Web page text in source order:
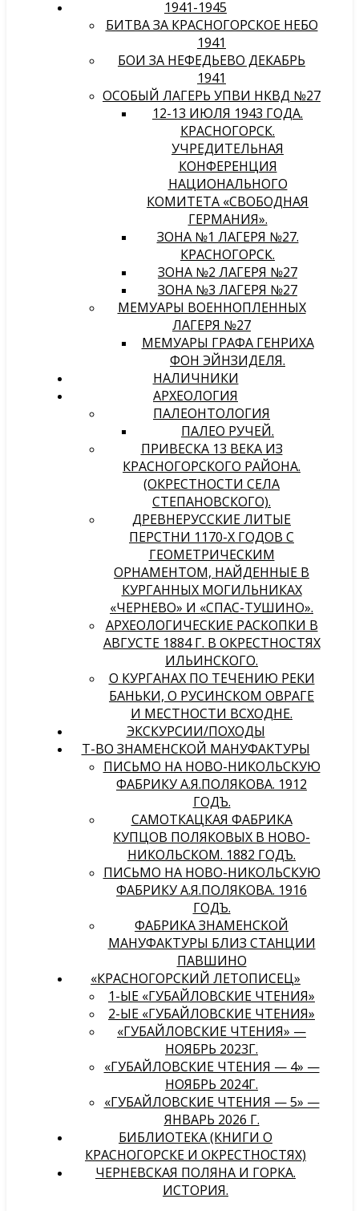
1941-1945
БИТВА ЗА КРАСНОГОРСКОЕ НЕБО
1941
БОИ ЗА НЕФЕДЬЕВО ДЕКАБРЬ
1941
ОСОБЫЙ ЛАГЕРЬ УПВИ НКВД №27
12-13 ИЮЛЯ 1943 ГОДА.
КРАСНОГОРСК.
УЧРЕДИТЕЛЬНАЯ
КОНФЕРЕНЦИЯ
НАЦИОНАЛЬНОГО
КОМИТЕТА «СВОБОДНАЯ
ГЕРМАНИЯ».
ЗОНА №1 ЛАГЕРЯ №27.
КРАСНОГОРСК.
ЗОНА №2 ЛАГЕРЯ №27
ЗОНА №3 ЛАГЕРЯ №27
МЕМУАРЫ ВОЕННОПЛЕННЫХ
ЛАГЕРЯ №27
МЕМУАРЫ ГРАФА ГЕНРИХА
ФОН ЭЙНЗИДЕЛЯ.
НАЛИЧНИКИ
АРХЕОЛОГИЯ
ПАЛЕОНТОЛОГИЯ
ПАЛЕО РУЧЕЙ.
ПРИВЕСКА 13 ВЕКА ИЗ
КРАСНОГОРСКОГО РАЙОНА.
(ОКРЕСТНОСТИ СЕЛА
СТЕПАНОВСКОГО).
ДРЕВНЕРУССКИЕ ЛИТЫЕ
ПЕРСТНИ 1170-Х ГОДОВ С
ГЕОМЕТРИЧЕСКИМ
ОРНАМЕНТОМ, НАЙДЕННЫЕ В
КУРГАННЫХ МОГИЛЬНИКАХ
«ЧЕРНЕВО» И «СПАС-ТУШИНО».
АРХЕОЛОГИЧЕСКИЕ РАСКОПКИ В
АВГУСТЕ 1884 Г. В ОКРЕСТНОСТЯХ
ИЛЬИНСКОГО.
О КУРГАНАХ ПО ТЕЧЕНИЮ РЕКИ
БАНЬКИ, О РУСИНСКОМ ОВРАГЕ
И МЕСТНОСТИ ВСХОДНЕ.
ЭКСКУРСИИ/ПОХОДЫ
Т-ВО ЗНАМЕНСКОЙ МАНУФАКТУРЫ
ПИСЬМО НА НОВО-НИКОЛЬСКУЮ
ФАБРИКУ А.Я.ПОЛЯКОВА. 1912
ГОДЪ.
САМОТКАЦКАЯ ФАБРИКА
КУПЦОВ ПОЛЯКОВЫХ В НОВО-
НИКОЛЬСКОМ. 1882 ГОДЪ.
ПИСЬМО НА НОВО-НИКОЛЬСКУЮ
ФАБРИКУ А.Я.ПОЛЯКОВА. 1916
ГОДЪ.
ФАБРИКА ЗНАМЕНСКОЙ
МАНУФАКТУРЫ БЛИЗ СТАНЦИИ
ПАВШИНО
«КРАСНОГОРСКИЙ ЛЕТОПИСЕЦ»
1-ЫЕ «ГУБАЙЛОВСКИЕ ЧТЕНИЯ»
2-ЫЕ «ГУБАЙЛОВСКИЕ ЧТЕНИЯ»
«ГУБАЙЛОВСКИЕ ЧТЕНИЯ» —
НОЯБРЬ 2023Г.
«ГУБАЙЛОВСКИЕ ЧТЕНИЯ — 4» —
НОЯБРЬ 2024Г.
«ГУБАЙЛОВСКИЕ ЧТЕНИЯ — 5» —
ЯНВАРЬ 2026 Г.
БИБЛИОТЕКА (КНИГИ О
КРАСНОГОРСКЕ И ОКРЕСТНОСТЯХ)
ЧЕРНЕВСКАЯ ПОЛЯНА И ГОРКА.
ИСТОРИЯ.